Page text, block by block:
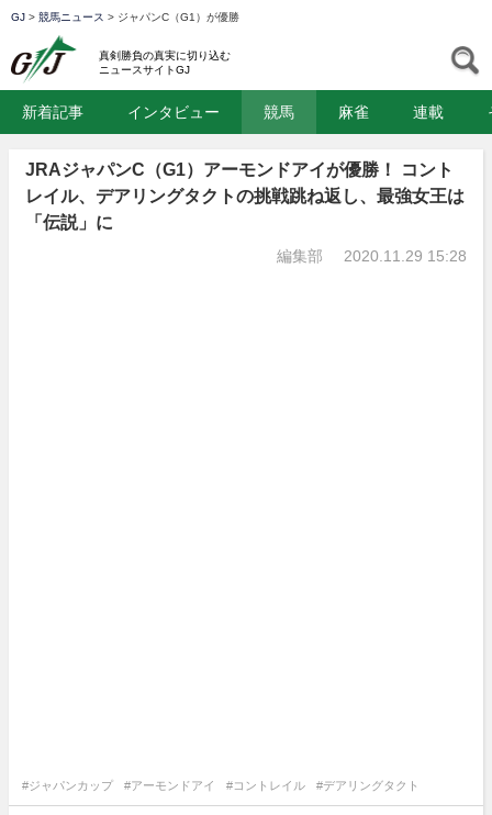
GJ > 競馬ニュース > ジャパンC（G1）が優勝
真剣勝負の真実に切り込む
ニュースサイトGJ
新着記事 インタビュー 競馬 麻雀 連載
JRAジャパンC（G1）アーモンドアイが優勝！ コント
レイル、デアリングタクトの挑戦跳ね返し、最強女王は
「伝説」に
編集部 2020.11.29 15:28
#ジャパンカップ #アーモンドアイ #コントレイル #デアリングタクト